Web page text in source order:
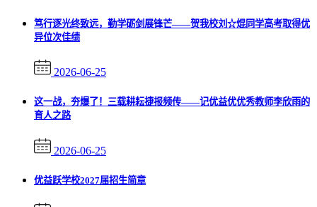
笃行逐光终致远，勤学砺剑展锋芒——贺我校刘☆焜同学高考取得优
异位次佳绩
2026-06-25
这一战，夯爆了！三载耕耘捷报频传——记优益优优秀教师李欣雨的
育人之路
2026-06-25
优益跃学校2027届招生简章